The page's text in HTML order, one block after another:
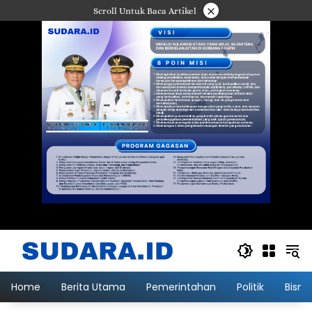
ke
Scroll Untuk Baca Artikel ×
Home Berita Utama Pemerintahan Politik